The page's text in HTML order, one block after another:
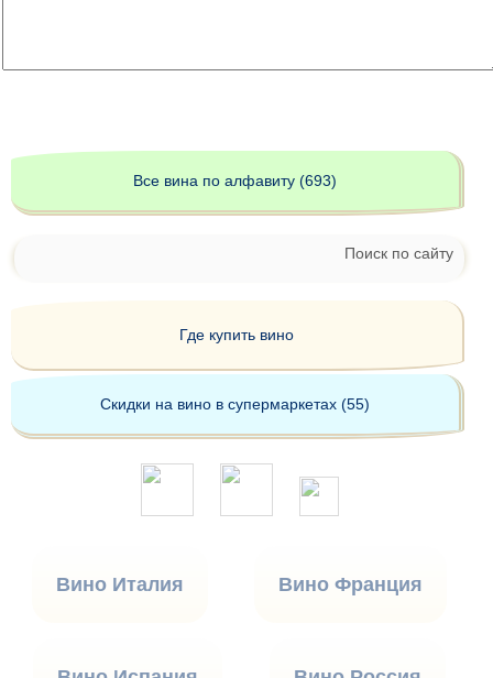
Все вина по алфавиту (693)
Поиск по сайту
Где купить вино
Скидки на вино в супермаркетах (55)
Вино Италия Вино Франция